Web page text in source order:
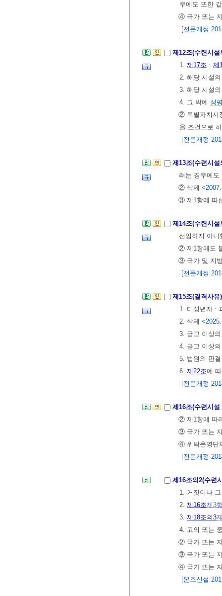
우에도 또한
④ 국가 또는 지
[전문개정
제12조(수련시
1. 제17조 ㆍ 제
2. 해당 시설
3. 해당 시설
4. 그 밖에 성
② 특별자치시
을 조건으로
[전문개정
제13조(수련시
려는 경우에
② 삭제
③ 제1항에 따
제14조(수련시
선임하지 아니
② 제1항에도
③ 국가 및 지
[전문개정
제15조(결격사
1. 미성년자ㆍ
2. 삭제
3. 금고 이상
4. 금고 이상
5. 법원의 판
6. 제22조에
[전문개정
제16조(수련시
② 제1항에 따
③ 국가 또는
④ 위탁운영단
[전문개정
제16조의2(수련
1. 거짓이나
2. 제16조제3
3. 제18조의3
4. 고의 또는
② 국가 또는
③ 국가 또는
④ 국가 또는
[본조신설